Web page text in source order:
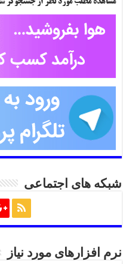
مشاهده مطلب مورد نظر از جستجوگر
شبکه های اجتماعی
نرم افزارهای مورد نیاز